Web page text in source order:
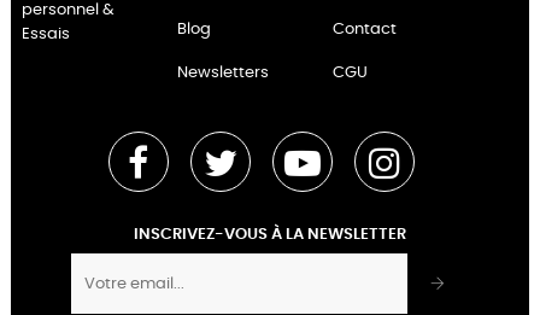
personnel &
Essais
Blog
Newsletters
Contact
CGU
Facebook Twitter YouTube Instagram
INSCRIVEZ-VOUS À LA NEWSLETTER